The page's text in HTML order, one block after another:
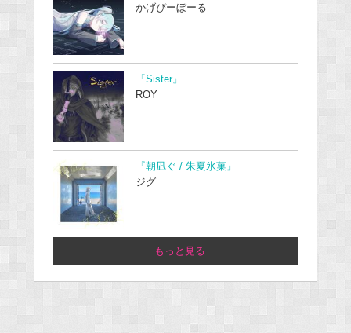
かげぴーぼーる
『Sister』
ROY
『朝凪ぐ / 朱夏氷菓』
ジグ
...もっと見る